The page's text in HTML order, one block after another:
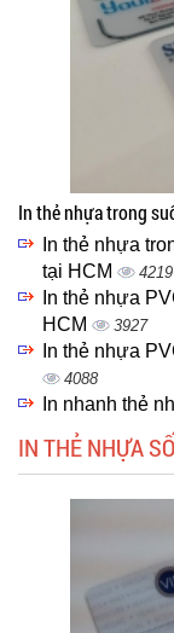
In thẻ nhựa trong
In thẻ nhựa
tại HCM
4219
In thẻ nhựa
HCM
3927
In thẻ nhựa
4088
In nhanh thẻ
IN THẺ NHỰA